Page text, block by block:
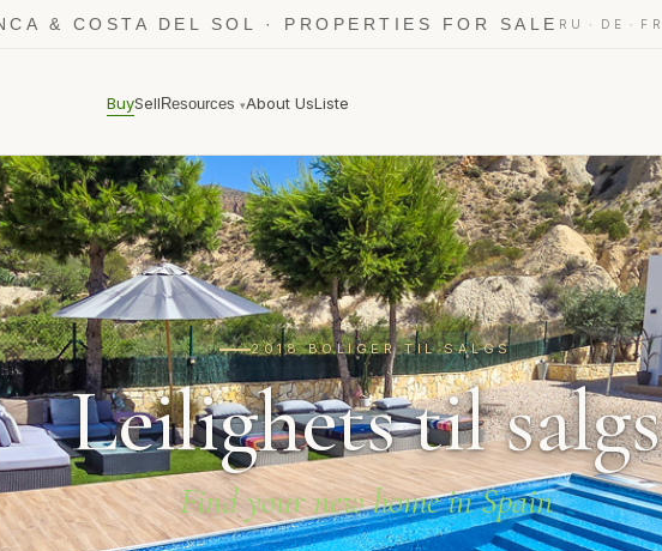
& COSTA DEL SOL · PROPERTIES FOR SALE RU · DE · FR
BuySellResources▾About UsListe
2018 BOLIGER TIL SALGS
Leilighets til salgs
Find your new home in Spain